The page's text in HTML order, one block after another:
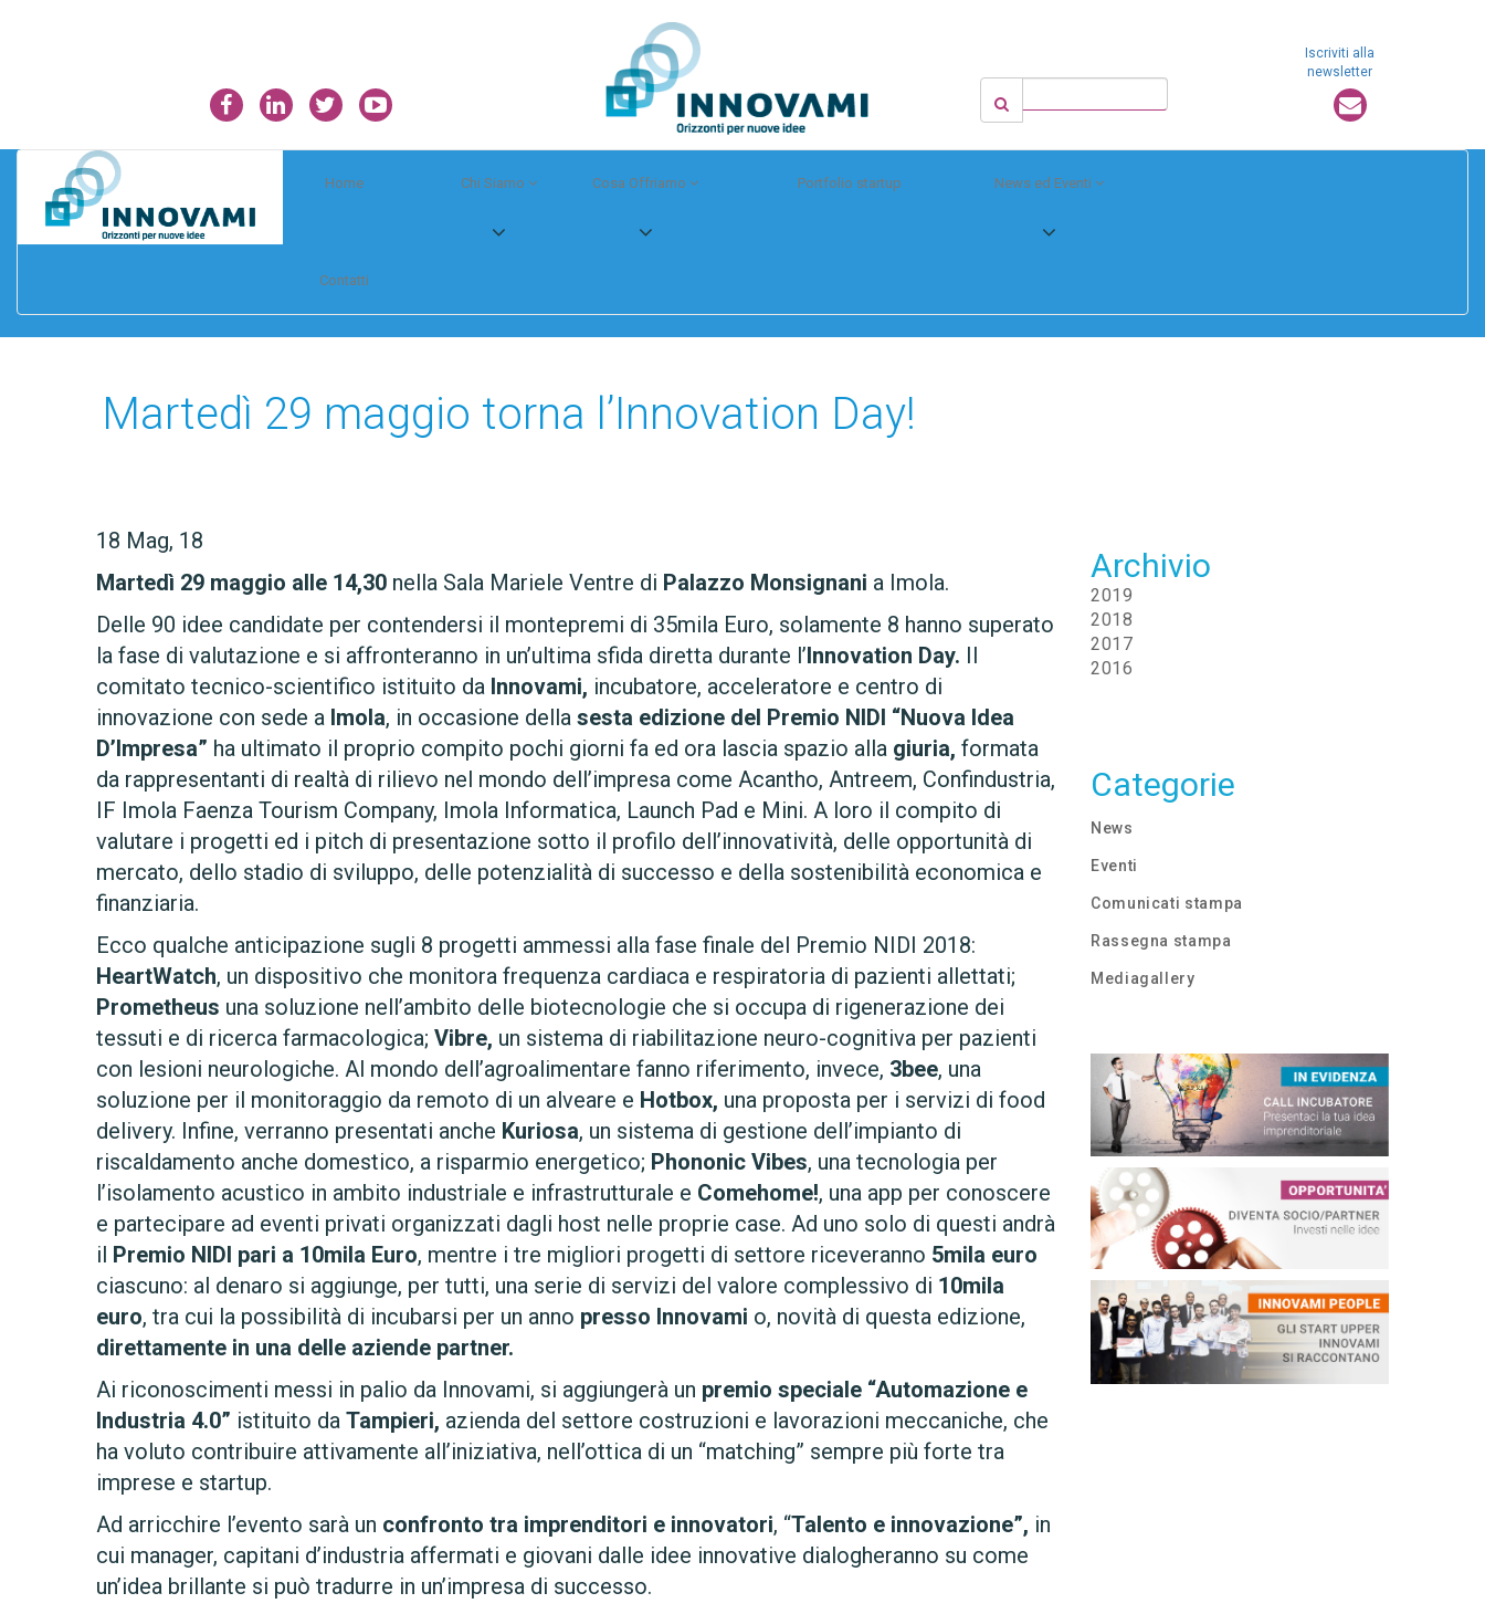
Iscriviti alla
newsletter
Home Chi Siamo Cosa Offriamo Portfolio startup News ed Eventi
Contatti
Martedì 29 maggio torna l’Innovation Day!
18 Mag, 18
Martedì 29 maggio alle 14,30 nella Sala Mariele Ventre di Palazzo Monsignani a Imola.
Delle 90 idee candidate per contendersi il montepremi di 35mila Euro, solamente 8 hanno superato
la fase di valutazione e si affronteranno in un’ultima sfida diretta durante l’Innovation Day. Il
comitato tecnico-scientifico istituito da Innovami, incubatore, acceleratore e centro di
innovazione con sede a Imola, in occasione della sesta edizione del Premio NIDI “Nuova Idea
D’Impresa” ha ultimato il proprio compito pochi giorni fa ed ora lascia spazio alla giuria, formata
da rappresentanti di realtà di rilievo nel mondo dell’impresa come Acantho, Antreem, Confindustria,
IF Imola Faenza Tourism Company, Imola Informatica, Launch Pad e Mini. A loro il compito di
valutare i progetti ed i pitch di presentazione sotto il profilo dell’innovatività, delle opportunità di
mercato, dello stadio di sviluppo, delle potenzialità di successo e della sostenibilità economica e
finanziaria.
Ecco qualche anticipazione sugli 8 progetti ammessi alla fase finale del Premio NIDI 2018:
HeartWatch, un dispositivo che monitora frequenza cardiaca e respiratoria di pazienti allettati;
Prometheus una soluzione nell’ambito delle biotecnologie che si occupa di rigenerazione dei
tessuti e di ricerca farmacologica; Vibre, un sistema di riabilitazione neuro-cognitiva per pazienti
con lesioni neurologiche. Al mondo dell’agroalimentare fanno riferimento, invece, 3bee, una
soluzione per il monitoraggio da remoto di un alveare e Hotbox, una proposta per i servizi di food
delivery. Infine, verranno presentati anche Kuriosa, un sistema di gestione dell’impianto di
riscaldamento anche domestico, a risparmio energetico; Phononic Vibes, una tecnologia per
l’isolamento acustico in ambito industriale e infrastrutturale e Comehome!, una app per conoscere
e partecipare ad eventi privati organizzati dagli host nelle proprie case. Ad uno solo di questi andrà
il Premio NIDI pari a 10mila Euro, mentre i tre migliori progetti di settore riceveranno 5mila euro
ciascuno: al denaro si aggiunge, per tutti, una serie di servizi del valore complessivo di 10mila
euro, tra cui la possibilità di incubarsi per un anno presso Innovami o, novità di questa edizione,
direttamente in una delle aziende partner.
Ai riconoscimenti messi in palio da Innovami, si aggiungerà un premio speciale “Automazione e
Industria 4.0” istituito da Tampieri, azienda del settore costruzioni e lavorazioni meccaniche, che
ha voluto contribuire attivamente all’iniziativa, nell’ottica di un “matching” sempre più forte tra
imprese e startup.
Ad arricchire l’evento sarà un confronto tra imprenditori e innovatori, “Talento e innovazione”, in
cui manager, capitani d’industria affermati e giovani dalle idee innovative dialogheranno su come
un’idea brillante si può tradurre in un’impresa di successo.
Archivio
2019
2018
2017
2016
Categorie
News
Eventi
Comunicati stampa
Rassegna stampa
Mediagallery